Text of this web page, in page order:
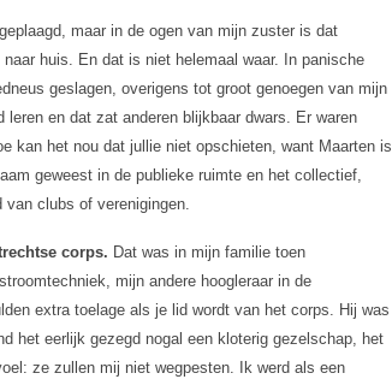
maar in de ogen van mijn zuster is dat
huis. En dat is niet helemaal waar. In panische
geslagen, overigens tot groot genoegen van mijn
en dat zat anderen blijkbaar dwars. Er waren
kan het nou dat jullie niet opschieten, want Maarten is
geweest in de publieke ruimte en het collectief,
clubs of verenigingen.
corps. Dat was in mijn familie toen
mijn andere hoogleraar in de
extra toelage als je lid wordt van het corps. Hij was
het eerlijk gezegd nogal een kloterig gezelschap, het
ze zullen mij niet wegpesten. Ik werd als een